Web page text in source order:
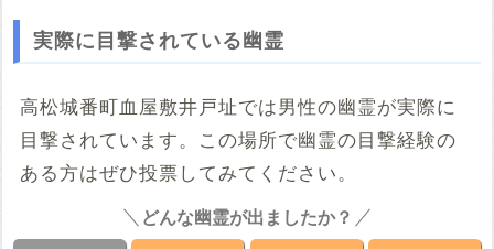
実際に目撃されている幽霊
高松城番町血屋敷井戸址では男性の幽霊が実際に
目撃されています。この場所で幽霊の目撃経験の
ある方はぜひ投票してみてください。
どんな幽霊が出ましたか？